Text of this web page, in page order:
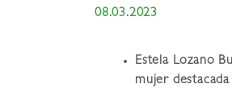
08.03.2023
Estela Lozano
mujer